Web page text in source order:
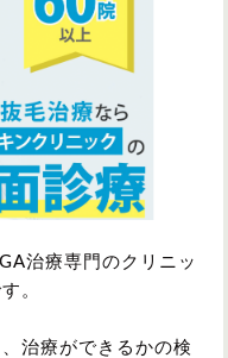
治療専門のクリニッ
。
治療ができるかの検